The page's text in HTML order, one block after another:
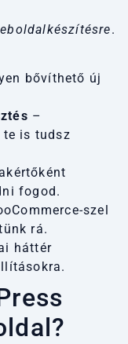
.
bővíthető új
–
te is tudsz
fogod.
szel
rá.
háttér